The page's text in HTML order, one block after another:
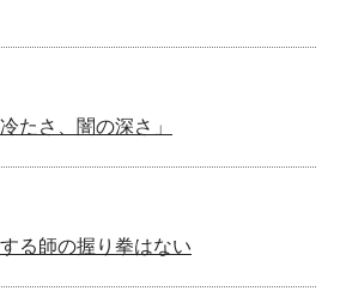
たさ、闇の深さ」
る師の握り拳はない